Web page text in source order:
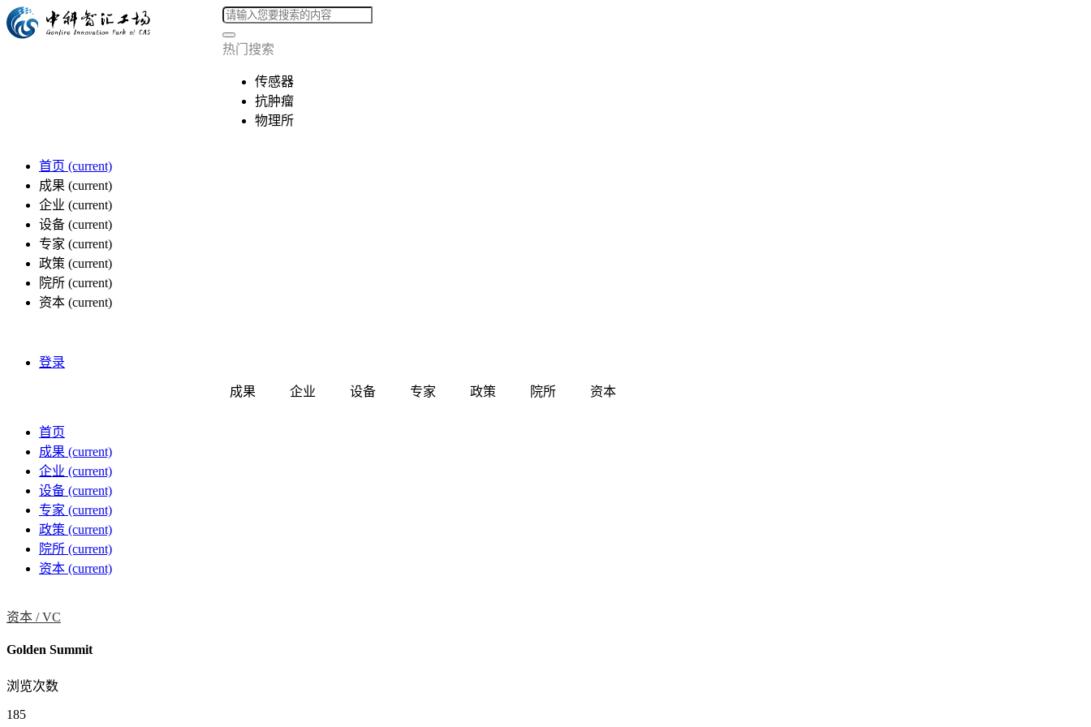
热门搜索
传感器
抗肿瘤
物理所
首页 (current)
成果 (current)
企业 (current)
设备 (current)
专家 (current)
政策 (current)
院所 (current)
资本 (current)
登录
成果 企业 设备 专家 政策 院所 资本
首页
成果 (current)
企业 (current)
设备 (current)
专家 (current)
政策 (current)
院所 (current)
资本 (current)
资本 /VC
Golden Summit
浏览次数
185